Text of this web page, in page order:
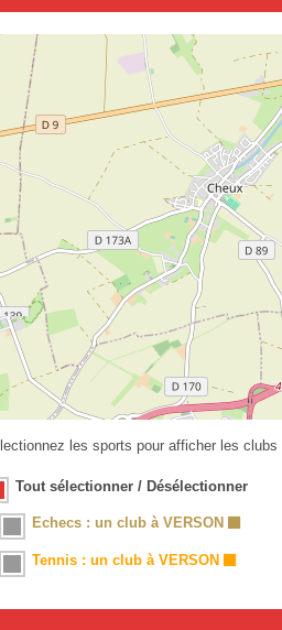
les sports pour afficher les clubs
Tout sélectionner / Désélectionner
Echecs : un club à VERSON
Tennis : un club à VERSON